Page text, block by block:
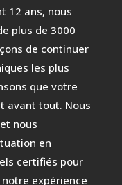
12 ans, nous
plus de 3000
de continuer
les plus
que votre
avant tout. Nous
nous
en
certifiés pour
expérience